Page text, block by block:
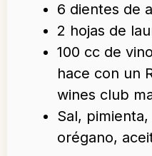
6 dientes de
2 hojas de
100 cc de
hace con un
wines club
Sal,
orégano,